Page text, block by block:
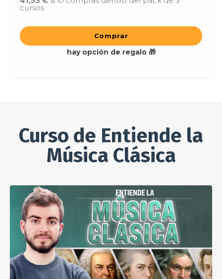
cursos
Comprar
hay opción de regalo 🎁
Curso de Entiende la
Música Clásica